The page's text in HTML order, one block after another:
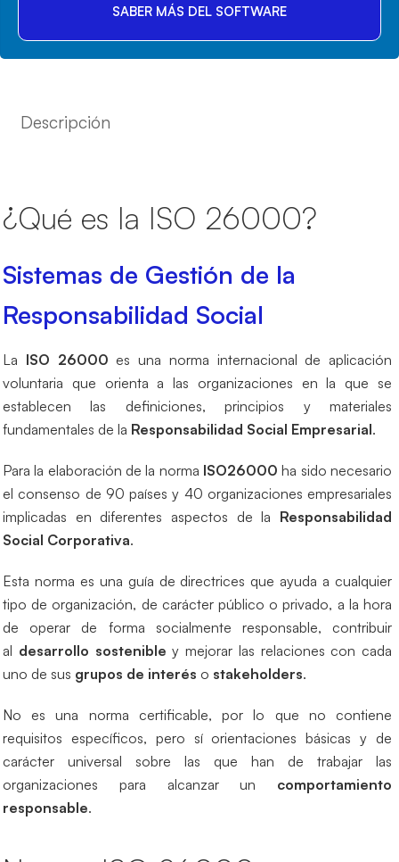
Descripción
¿Qué es la ISO 26000?
Sistemas de Gestión de la
Responsabilidad Social
La ISO 26000 es una norma internacional de aplicación
voluntaria que orienta a las organizaciones en la que se
establecen las definiciones, principios y materiales
fundamentales de la Responsabilidad Social Empresarial.
Para la elaboración de la norma ISO26000 ha sido necesario
el consenso de 90 países y 40 organizaciones empresariales
implicadas en diferentes aspectos de la Responsabilidad
Social Corporativa.
Esta norma es una guía de directrices que ayuda a cualquier
tipo de organización, de carácter público o privado, a la hora
de operar de forma socialmente responsable, contribuir
al desarrollo sostenible y mejorar las relaciones con cada
uno de sus grupos de interés o stakeholders.
No es una norma certificable, por lo que no contiene
requisitos específicos, pero sí orientaciones básicas y de
carácter universal sobre las que han de trabajar las
organizaciones para alcanzar un comportamiento
responsable.